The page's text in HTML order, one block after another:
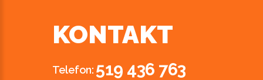
KONTAKT
Telefon: 519 436 763